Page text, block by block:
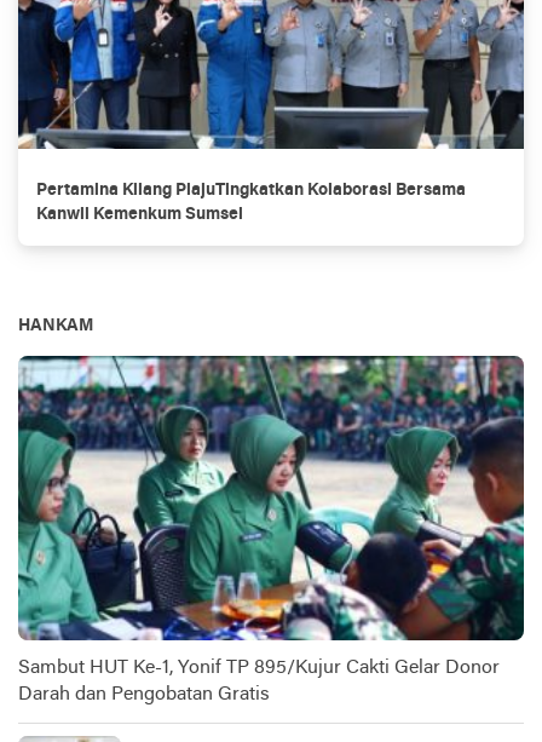
Pertamina Kilang PlajuTingkatkan Kolaborasi Bersama
Kanwil Kemenkum Sumsel
HANKAM
Sambut HUT Ke-1, Yonif TP 895/Kujur Cakti Gelar Donor
Darah dan Pengobatan Gratis